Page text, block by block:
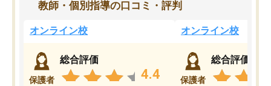
教師・個別指導の口コミ・評判
オンライン校
保護者
総合評価
4.4
オンライン校
保護者
総合評価